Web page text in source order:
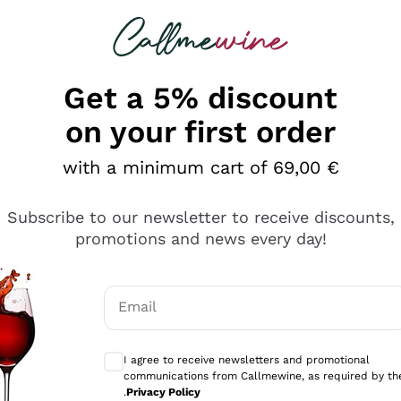
looking for
è male ma secondo me ci sono alternative che
Get a 5% discount
on your first order
with a minimum cart of 69,00 €
Subscribe to our newsletter to receive discounts,
promotions and news every day!
Email
I agree to receive newsletters and promotional
communications from Callmewine, as required by
.Privacy Policy